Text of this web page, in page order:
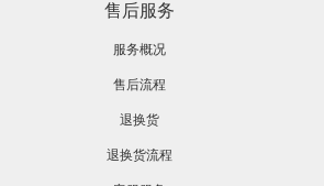
售后服务
服务概况
售后流程
退换货
退换货流程